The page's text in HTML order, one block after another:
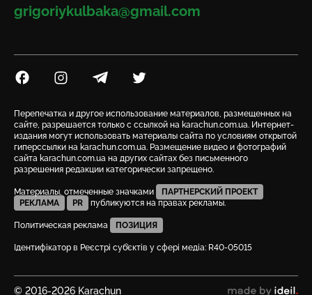
Email
grigoriykulbaka@gmail.com
Посилання на Facebook
Посилання на Instagram
Посилання на Telegram
Посилання на Twitter
Перепечатка и другое использование материалов, размещенных на
сайте, разрешается только с ссылкой на karachun.com.ua. Интернет-
издания могут использовать материалы сайта по условиям открытой
гиперссылки на karachun.com.ua. Размещение видео и фотографий
сайта karachun.com.ua на других сайтах без письменного
разрешения редакции категорически запрещено.
Материалы, отмеченные значками
ПАРТНЕРСКИЙ ПРОЕКТ
РЕКЛАМА
PR публикуются на правах рекламы.
Политическая реклама ПОЗИЦИЯ
Ідентифікатор в Реєстрі суб’єктів у сфері медіа: R40-05015
© 2016-2026 Karachun сделано в ideil.